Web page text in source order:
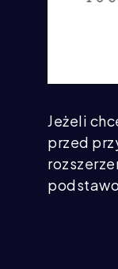
Jeżeli
przed